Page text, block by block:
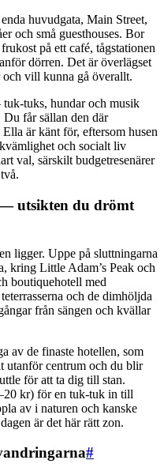
huvudgata, Main Street,
och små guesthouses. Bor
på ett café, tågstationen
dörren. Det är överlägset
vill kunna gå överallt.
tuks, hundar och musik
Du får sällan den där
är känt för, eftersom husen
och socialt liv
val, särskilt budgetresenärer
utsikten du drömt
ligger. Uppe på sluttningarna
kring Little Adam’s Peak och
boutiquehotell med
och de dimhöljda
från sängen och kvällar
av de finaste hotellen, som
utanför centrum och du blir
för att ta dig till stan.
kr) för en tuk-tuk in till
av i naturen och kanske
är det här rätt zon.
#